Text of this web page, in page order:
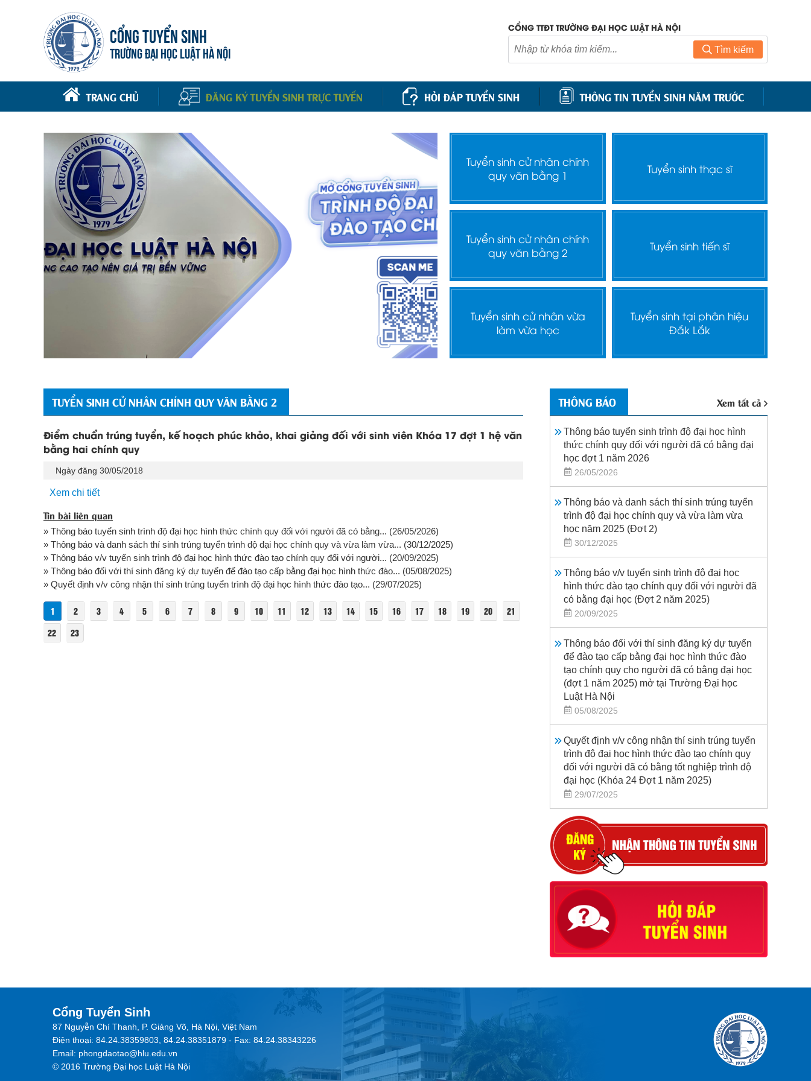
CỔNG TUYỂN SINH
TRƯỜNG ĐẠI HỌC LUẬT HÀ NỘI
CỔNG TTĐT TRƯỜNG ĐẠI HỌC LUẬT HÀ NỘI
Tìm kiếm
TRANG CHỦ ĐĂNG KÝ TUYỂN SINH TRỰC TUYẾN HỎI ĐÁP TUYỂN SINH THÔNG TIN TUYỂN SINH NĂM TRƯỚC
Tuyển sinh cử nhân chính
quy văn bằng 1
Tuyển sinh thạc sĩ
Tuyển sinh cử nhân chính
quy văn bằng 2
Tuyển sinh tiến sĩ
Tuyển sinh cử nhân vừa
làm vừa học
Tuyển sinh tại phân hiệu
Đắk Lắk
TUYỂN SINH CỬ NHÂN CHÍNH QUY VĂN BẰNG 2
Điểm chuẩn trúng tuyển, kế hoạch phúc khảo, khai giảng đối với sinh viên Khóa 17 đợt 1 hệ văn
bằng hai chính quy
Ngày đăng 30/05/2018
Xem chi tiết
Tin bài liên quan
» Thông báo tuyển sinh trình độ đại học hình thức chính quy đối với người đã có bằng... (26/05/2026)
» Thông báo và danh sách thí sinh trúng tuyển trình độ đại học chính quy và vừa làm vừa... (30/12/2025)
» Thông báo v/v tuyển sinh trình độ đại học hình thức đào tạo chính quy đối với người... (20/09/2025)
» Thông báo đối với thí sinh đăng ký dự tuyển để đào tạo cấp bằng đại học hình thức đào... (05/08/2025)
» Quyết định v/v công nhận thí sinh trúng tuyển trình độ đại học hình thức đào tạo... (29/07/2025)
1 2 3 4 5 6 7 8 9 10 11 12 13 14 15 16 17 18 19 20
21
22
23
THÔNG BÁO Xem tất cả
Thông báo tuyển sinh trình độ đại học hình
thức chính quy đối với người đã có bằng đại
học đợt 1 năm 2026
26/05/2026
Thông báo và danh sách thí sinh trúng tuyển
trình độ đại học chính quy và vừa làm vừa
học năm 2025 (Đợt 2)
30/12/2025
Thông báo v/v tuyển sinh trình độ đại học
hình thức đào tạo chính quy đối với người đã
có bằng đại học (Đợt 2 năm 2025)
20/09/2025
Thông báo đối với thí sinh đăng ký dự tuyển
để đào tạo cấp bằng đại học hình thức đào
tạo chính quy cho người đã có bằng đại học
(đợt 1 năm 2025) mở tại Trường Đại học
Luật Hà Nội
05/08/2025
Quyết định v/v công nhận thí sinh trúng tuyển
trình độ đại học hình thức đào tạo chính quy
đối với người đã có bằng tốt nghiệp trình độ
đại học (Khóa 24 Đợt 1 năm 2025)
29/07/2025
Cổng Tuyển Sinh
87 Nguyễn Chí Thanh, P. Giảng Võ, Hà Nội, Việt Nam
Điện thoại: 84.24.38359803, 84.24.38351879 - Fax: 84.24.38343226
Email: phongdaotao@hlu.edu.vn
© 2016 Trường Đại học Luật Hà Nội